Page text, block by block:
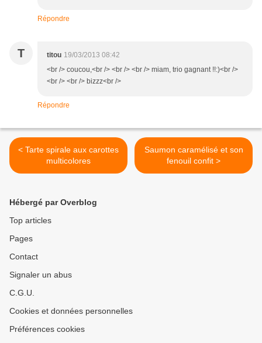
Répondre
T titou 19/03/2013 08:42
<br /> coucou,<br /> <br /> <br /> miam, trio gagnant !!:)<br />
<br /> <br /> bizzz<br />
Répondre
< Tarte spirale aux carottes
multicolores
Saumon caramélisé et son
fenouil confit >
Hébergé par Overblog
Top articles
Pages
Contact
Signaler un abus
C.G.U.
Cookies et données personnelles
Préférences cookies